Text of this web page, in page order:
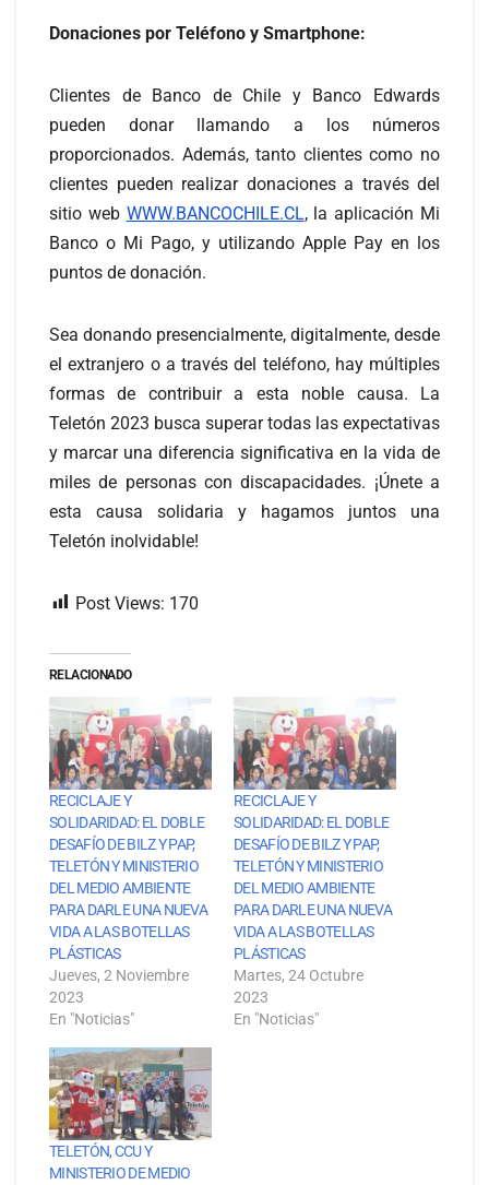
Donaciones por Teléfono y Smartphone:
Clientes de Banco de Chile y Banco Edwards
pueden donar llamando a los números
proporcionados. Además, tanto clientes como no
clientes pueden realizar donaciones a través del
sitio web WWW.BANCOCHILE.CL, la aplicación Mi
Banco o Mi Pago, y utilizando Apple Pay en los
puntos de donación.
Sea donando presencialmente, digitalmente, desde
el extranjero o a través del teléfono, hay múltiples
formas de contribuir a esta noble causa. La
Teletón 2023 busca superar todas las expectativas
y marcar una diferencia significativa en la vida de
miles de personas con discapacidades. ¡Únete a
esta causa solidaria y hagamos juntos una
Teletón inolvidable!
Post Views: 170
RELACIONADO
RECICLAJE Y
SOLIDARIDAD: EL DOBLE
DESAFÍO DE BILZ Y PAP,
TELETÓN Y MINISTERIO
DEL MEDIO AMBIENTE
PARA DARLE UNA NUEVA
VIDA A LAS BOTELLAS
PLÁSTICAS
Jueves, 2 Noviembre
2023
En "Noticias"
RECICLAJE Y
SOLIDARIDAD: EL DOBLE
DESAFÍO DE BILZ Y PAP,
TELETÓN Y MINISTERIO
DEL MEDIO AMBIENTE
PARA DARLE UNA NUEVA
VIDA A LAS BOTELLAS
PLÁSTICAS
Martes, 24 Octubre
2023
En "Noticias"
TELETÓN, CCU Y
MINISTERIO DE MEDIO